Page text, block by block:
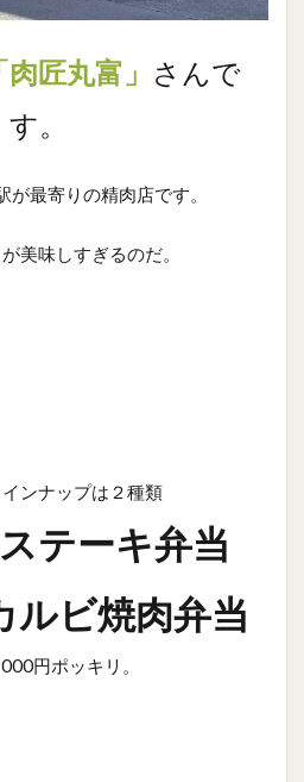
肉匠丸富」 さんで
す。
が最寄りの精肉店です。
美味しすぎるのだ。
ンナップは２種類
テーキ弁当
ルビ焼肉弁当
円ポッキリ。